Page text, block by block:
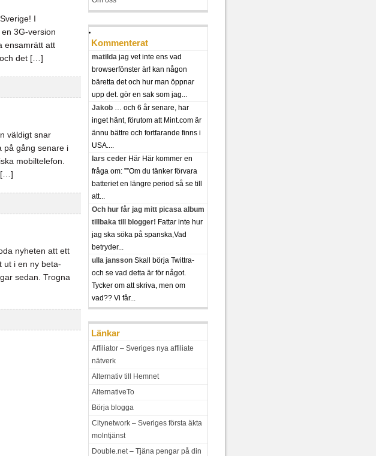
I
3G-version
ensamrätt att
det […]
väldigt snar
på gång senare i
mobiltelefon.
[…]
nyheten att ett
ut i en ny beta-
sedan. Trogna
Kommenterat
matilda jag vet inte ens vad
browserfönster är! kan någon
bäretta det och hur man öppnar
upp det. gör en sak som jag...
Jakob … och 6 år senare, har
inget hänt, förutom att Mint.com är
ännu bättre och fortfarande finns i
USA....
lars ceder Här Här kommer en
fråga om: ””Om du tänker förvara
batteriet en längre period så se till
att...
Och hur får jag mitt picasa album
tillbaka till blogger! Fattar inte hur
jag ska söka på spanska,Vad
betryder...
ulla jansson Skall börja Twittra-
och se vad detta är för något.
Tycker om att skriva, men om
vad?? Vi får...
Länkar
Affiliator – Sveriges nya affiliate
nätverk
Alternativ till Hemnet
AlternativeTo
Börja blogga
Citynetwork – Sveriges första äkta
molntjänst
Double.net – Tjäna pengar på din